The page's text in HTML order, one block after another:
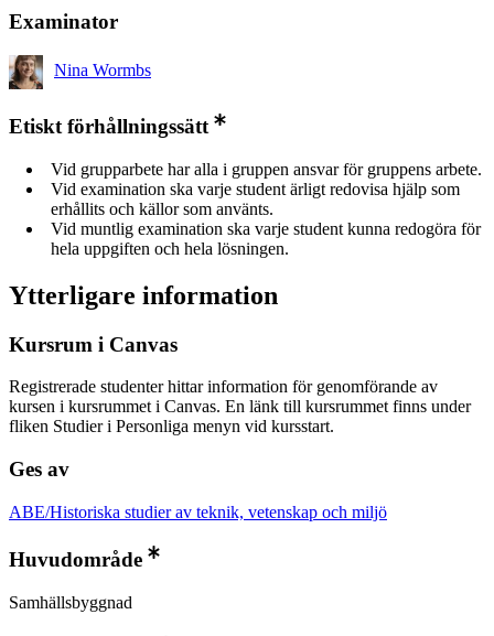
Examinator
Nina Wormbs
Etiskt förhållningssätt
Vid grupparbete har alla i gruppen ansvar för gruppens arbete.
Vid examination ska varje student ärligt redovisa hjälp som
erhållits och källor som använts.
Vid muntlig examination ska varje student kunna redogöra för
hela uppgiften och hela lösningen.
Ytterligare information
Kursrum i Canvas
Registrerade studenter hittar information för genomförande av
kursen i kursrummet i Canvas. En länk till kursrummet finns under
fliken Studier i Personliga menyn vid kursstart.
Ges av
ABE/Historiska studier av teknik, vetenskap och miljö
Huvudområde
Samhällsbyggnad